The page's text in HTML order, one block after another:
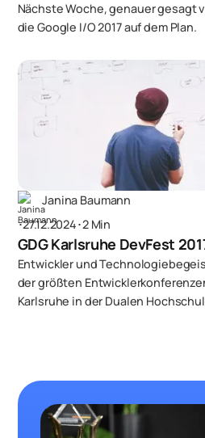
Nächste Woche, genauer gesagt
die Google I/O 2017 auf dem Plan.
Janina Baumann
･27.12.2024･2 Min
GDG Karlsruhe DevFest
Entwickler und
der größten
Karlsruhe in der Dualen